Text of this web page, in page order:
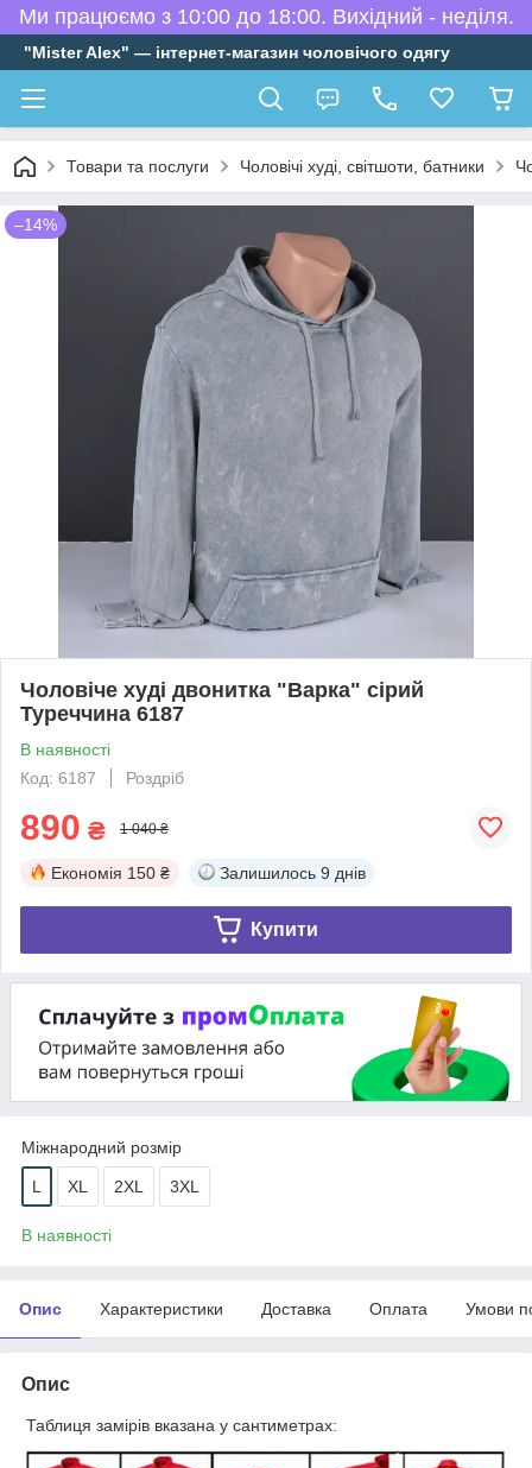
Ми працюємо з 10:00 до 18:00. Вихідний - неділя.
"Mister Alex" — інтернет-магазин чоловічого одягу
Товари та послуги Чоловічі худі, світшоти, батники
–14%
Чоловіче худі двонитка "Варка" сірий
Туреччина 6187
В наявності
Код: 6187
Роздріб
890 ₴ 1 040 ₴
Економія 150 ₴ Залишилось 9 днів
Купити
Міжнародний розмір
L XL 2XL 3XL
В наявності
Опис Характеристики Доставка Оплата Умови
Опис
Таблиця замірів вказана у сантиметрах: